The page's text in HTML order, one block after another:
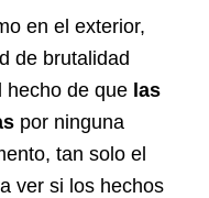
en el exterior,
de brutalidad
hecho de que las
por ninguna
tan solo el
ver si los hechos